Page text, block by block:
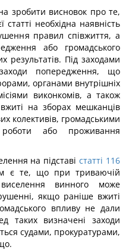
зробити висновок про те,
необхідна наявність
правил співжиття, а
або громадського
результатів. Під заходами
попередження, що
органами внутрішніх
виконкомів, а також
на зборах мешканців
колективів, громадськими
або проживання
на підставі статті 116
є те, що при триваючій
виселення винного може
якщо раніше вжиті
впливу не дали
таких визначені заходи
судами, прокуратурами,